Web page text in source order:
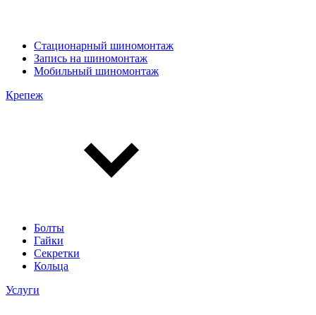
Стационарный шиномонтаж
Запись на шиномонтаж
Мобильный шиномонтаж
Крепеж
Болты
Гайки
Секретки
Кольца
Услуги